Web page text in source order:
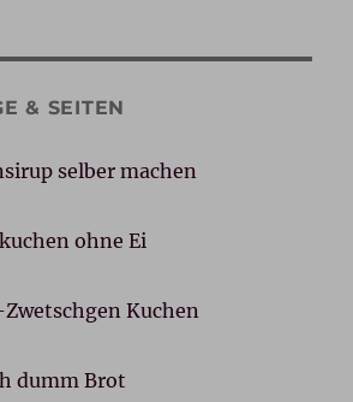
& SEITEN
selber machen
ohne Ei
Kuchen
dumm Brot